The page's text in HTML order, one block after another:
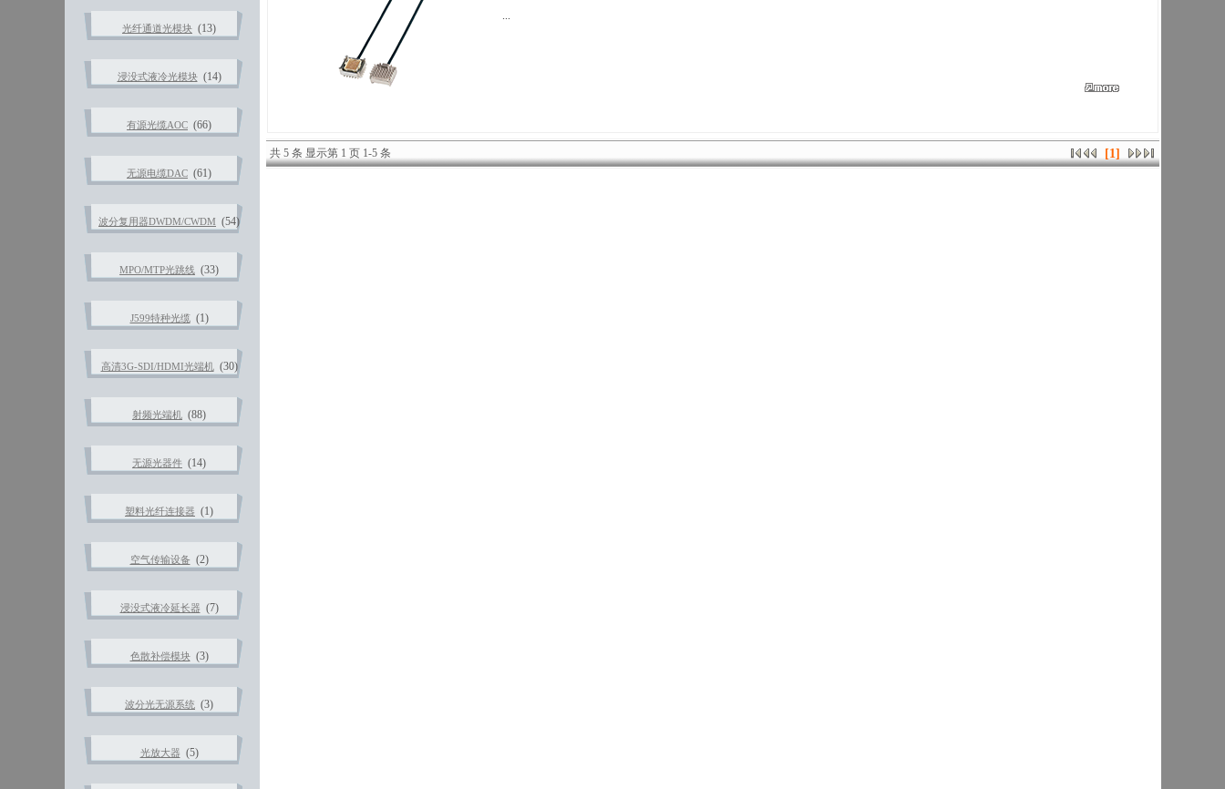
光纤通道光模块 (13)
浸没式液冷光模块(14)
有源光缆AOC (66)
无源电缆DAC (61)
波分复用器DWDM/CWDM (54)
MPO/MTP光跳线 (33)
J599特种光缆(1)
高清3G-SDI/HDMI光端机(30)
射频光端机 (88)
无源光器件 (14)
塑料光纤连接器 (1)
空气传输设备 (2)
浸没式液冷延长器 (7)
色散补偿模块(3)
波分光无源系统 (3)
光放大器 (5)
...
共 5 条 显示第 1 页 1-5 条 [1]